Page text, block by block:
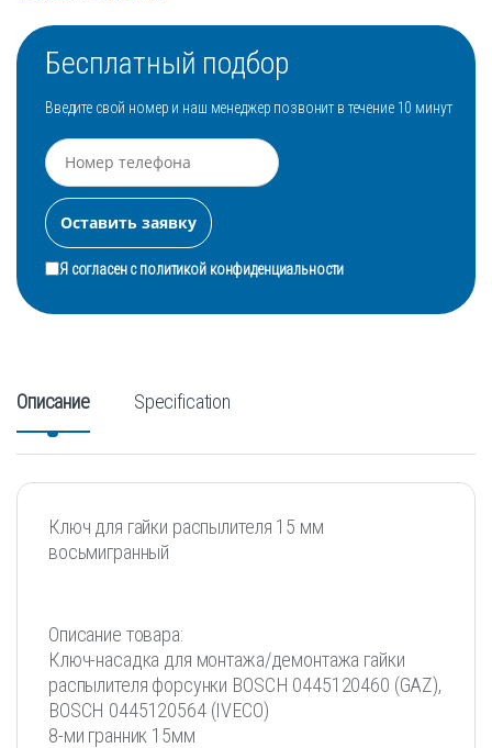
Бесплатный подбор
Введите свой номер и наш менеджер позвонит в течение 10 минут
Я согласен сполитикой конфиденциальности
Описание Specification
Ключ для гайки распылителя 15 мм
восьмигранный
Описание товара:
Ключ-насадка для монтажа/демонтажа гайки
распылителя форсунки BOSCH 0445120460 (GAZ),
BOSCH 0445120564 (IVECO)
8-ми гранник 15мм